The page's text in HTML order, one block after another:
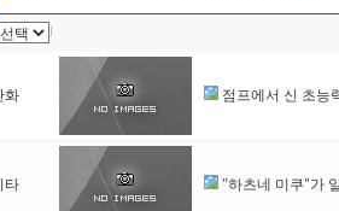
화 점프에서 신 초능
타 "하츠네 미쿠"가